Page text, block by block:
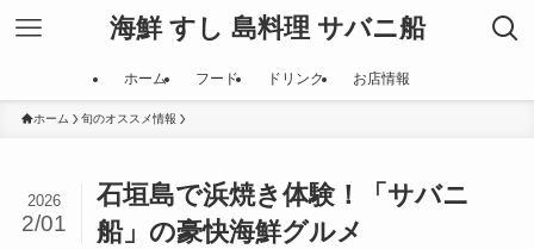
海鮮 すし 島料理 サバニ船
ホーム フード ドリンク お店情報
ホーム 旬のオススメ情報
石垣島で浜焼き体験！「サバニ
船」の豪快海鮮グルメ
2026
2/01